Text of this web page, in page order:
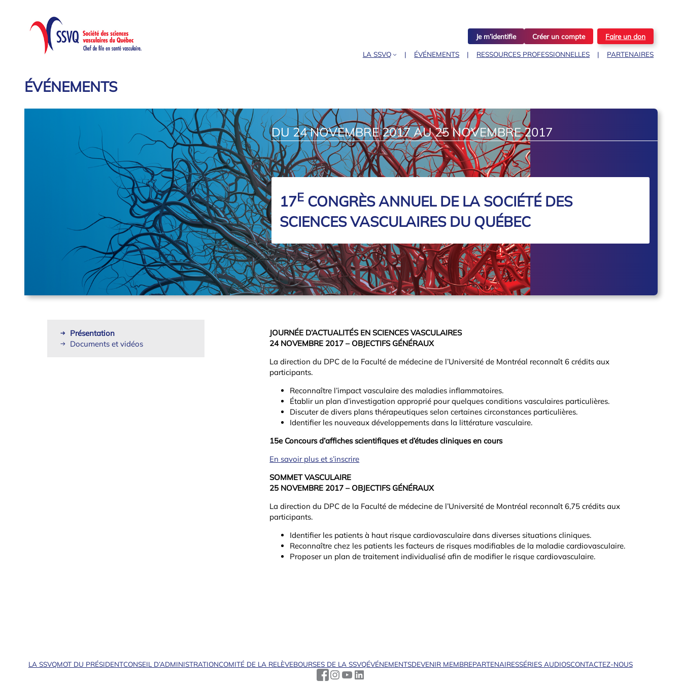
Je m’identifie Créer un compte Faire un don
LA SSVQ ÉVÉNEMENTS RESSOURCES PROFESSIONNELLES PARTENAIRES
ÉVÉNEMENTS
DU 24 NOVEMBRE 2017 AU 25 NOVEMBRE 2017
17ECONGRÈS ANNUEL DE LA SOCIÉTÉ DES
SCIENCES VASCULAIRES DU QUÉBEC
Présentation
Documents et vidéos
JOURNÉE D’ACTUALITÉS EN SCIENCES VASCULAIRES
24 NOVEMBRE 2017 – OBJECTIFS GÉNÉRAUX
La direction du DPC de la Faculté de médecine de l’Université de Montréal reconnaît 6 crédits aux
participants.
Reconnaître l’impact vasculaire des maladies inflammatoires.
Établir un plan d’investigation approprié pour quelques conditions vasculaires particulières.
Discuter de divers plans thérapeutiques selon certaines circonstances particulières.
Identifier les nouveaux développements dans la littérature vasculaire.
15e Concours d’affiches scientifiques et d’études cliniques en cours
En savoir plus et s’inscrire
SOMMET VASCULAIRE
25 NOVEMBRE 2017 – OBJECTIFS GÉNÉRAUX
La direction du DPC de la Faculté de médecine de l’Université de Montréal reconnaît 6,75 crédits aux
participants.
Identifier les patients à haut risque cardiovasculaire dans diverses situations cliniques.
Reconnaître chez les patients les facteurs de risques modifiables de la maladie cardiovasculaire.
Proposer un plan de traitement individualisé afin de modifier le risque cardiovasculaire.
LA SSVQMOT DU PRÉSIDENTCONSEIL D’ADMINISTRATIONCOMITÉ DE LA RELÈVEBOURSES DE LA SSVQÉVÉNEMENTSDEVENIR MEMBREPARTENAIRESSÉRIES AUDIOSCONTACTEZ-NOUS